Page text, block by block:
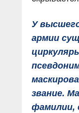
У
армии
звание.
фамилии,